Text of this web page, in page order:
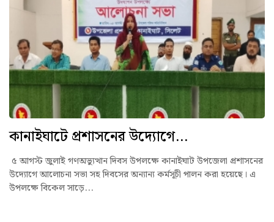
কানাইঘাটে প্রশাসনের উদ্যোগে...
৫ আগস্ট জুলাই গণঅভ্যুত্থান দিবস উপলক্ষে কানাইঘাট উপজেলা প্রশাসনের
উদ্যোগে আলোচনা সভা সহ দিবসের অন্যান্য কর্মসূচী পালন করা হয়েছে। এ
উপলক্ষে বিকেল সাড়ে...